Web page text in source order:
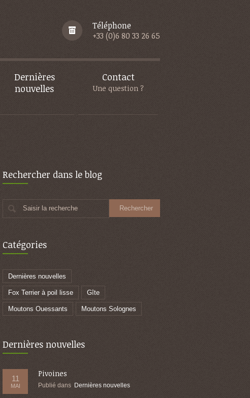
Téléphone
+33 (0)6 80 33 26 65
Dernières
nouvelles
Contact
Une question ?
Rechercher dans le blog
Saisir la recherche
Catégories
Dernières nouvelles
Fox Terrier à poil lisse Gîte
Moutons Ouessants Moutons Solognes
Dernières nouvelles
11
MAI
Pivoines
Publié dans Dernières nouvelles